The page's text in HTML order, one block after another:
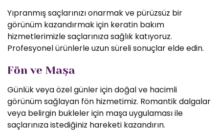
Yıpranmış saçlarınızı onarmak ve pürüzsüz bir
görünüm kazandırmak için keratin bakım
hizmetlerimizle saçlarınıza sağlık katıyoruz.
Profesyonel ürünlerle uzun süreli sonuçlar elde edin.
Fön ve Maşa
Günlük veya özel günler için doğal ve hacimli
görünüm sağlayan fön hizmetimiz. Romantik dalgalar
veya belirgin bukleler için maşa uygulaması ile
saçlarınıza istediğiniz hareketi kazandırın.